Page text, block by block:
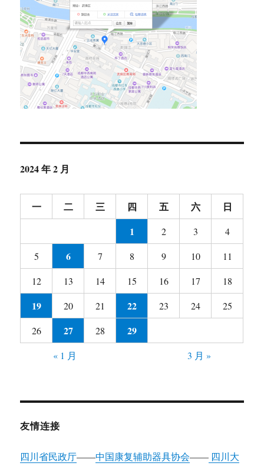
2024 年 2 月
一 二 三 四 五 六
日
1
2 3
4
5
6 7 8 9 10
11
12
13 14 15 16 17 18
19 20 21 22 23 24
25
26
27 28 29
« 1 月 3 月 »
友情连接
四川省民政厅——中国康复辅助器具协会—— 四川大